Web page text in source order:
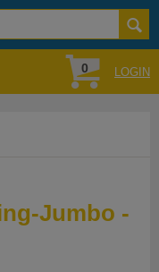
0 LOGIN
Jumbo -